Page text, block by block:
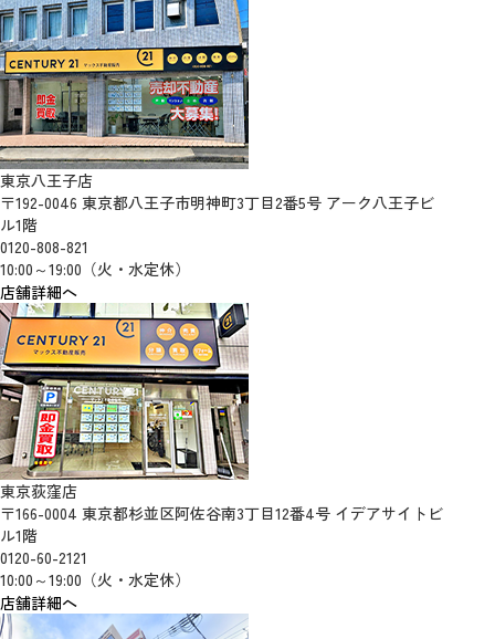
東京八王子店
〒192-0046 東京都八王子市明神町3丁目2番5号 アーク八王子ビ
ル1階
0120-808-821
10:00～19:00（火・水定休）
店舗詳細へ
東京荻窪店
〒166-0004 東京都杉並区阿佐谷南3丁目12番4号 イデアサイトビ
ル1階
0120-60-2121
10:00～19:00（火・水定休）
店舗詳細へ